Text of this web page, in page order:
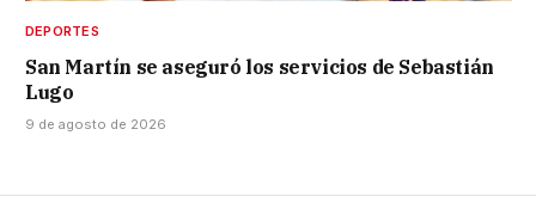
DEPORTES
San Martín se aseguró los servicios de Sebastián
Lugo
9 de agosto de 2026